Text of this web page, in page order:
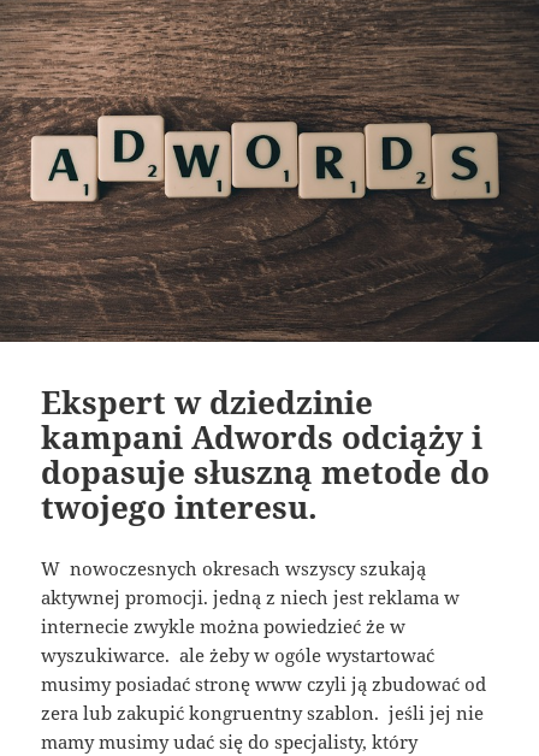
Ekspert w dziedzinie
kampani Adwords odciąży i
dopasuje słuszną metode do
twojego interesu.
W nowoczesnych okresach wszyscy szukają
aktywnej promocji. jedną z niech jest reklama w
internecie zwykle można powiedzieć że w
wyszukiwarce. ale żeby w ogóle wystartować
musimy posiadać stronę www czyli ją zbudować od
zera lub zakupić kongruentny szablon. jeśli jej nie
mamy musimy udać się do specjalisty, który